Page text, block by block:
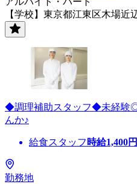
【学校】東京都江東区木場近
◆調理補助スタッフ◆未経験
んか♪
給食スタッフ 時給1,400
勤務地